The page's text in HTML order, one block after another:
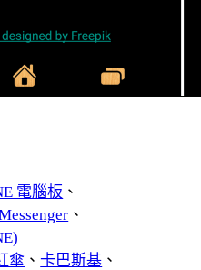
電腦板 、
、
傘 、卡巴斯基 、